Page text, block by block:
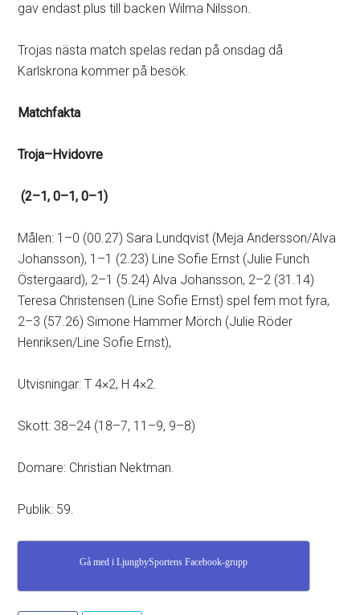
gav endast plus till backen Wilma Nilsson.
Trojas nästa match spelas redan på onsdag då
Karlskrona kommer på besök.
Matchfakta
Troja–Hvidovre
(2–1, 0–1, 0–1)
Målen: 1–0 (00.27) Sara Lundqvist (Meja Andersson/Alva
Johansson), 1–1 (2.23) Line Sofie Ernst (Julie Funch
Östergaard), 2–1 (5.24) Alva Johansson, 2–2 (31.14)
Teresa Christensen (Line Sofie Ernst) spel fem mot fyra,
2–3 (57.26) Simone Hammer Mörch (Julie Röder
Henriksen/Line Sofie Ernst),
Utvisningar: T 4×2, H 4×2.
Skott: 38–24 (18–7, 11–9, 9–8)
Domare: Christian Nektman.
Publik: 59.
Gå med i LjungbySportens Facebook-grupp